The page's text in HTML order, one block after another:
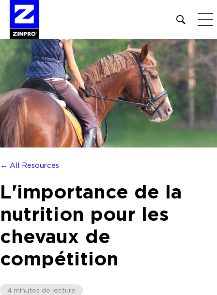
Open
site
search
form
Rechercher :
← All Resources
L'importance de la
nutrition pour les
chevaux de
compétition
4 minutes de lecture